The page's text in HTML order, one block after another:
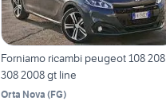
Forniamo ricambi peugeot 108 208
308 2008 gt line
Orta Nova (FG)